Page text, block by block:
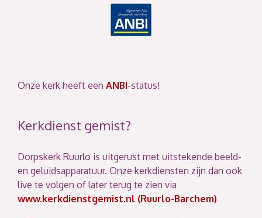
Onze kerk heeft een ANBI-status!
Kerkdienst gemist?
Dorpskerk Ruurlo is uitgerust met uitstekende beeld-
en geluidsapparatuur. Onze kerkdiensten zijn dan ook
live te volgen of later terug te zien via
www.kerkdienstgemist.nl (Ruurlo-Barchem)